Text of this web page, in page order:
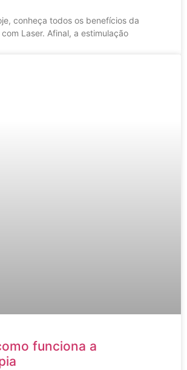
conheça todos os benefícios da
Laser. Afinal, a estimulação
funciona a